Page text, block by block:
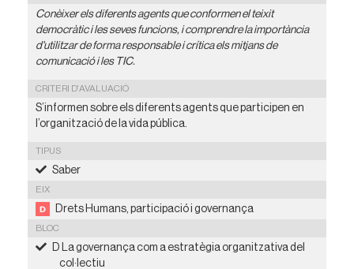
Conèixer els diferents agents que conformen el teixit
democràtic i les seves funcions, i comprendre la importància
d'utilitzar de forma responsable i crítica els mitjans de
comunicació i les TIC.
CRITERI D'AVALUACIÓ
S’informen sobre els diferents agents que participen en
l’organització de la vida pública.
TIPUS
Saber
EIX
Drets Humans, participació i governança
BLOC
D La governança com a estratègia organitzativa del
col·lectiu